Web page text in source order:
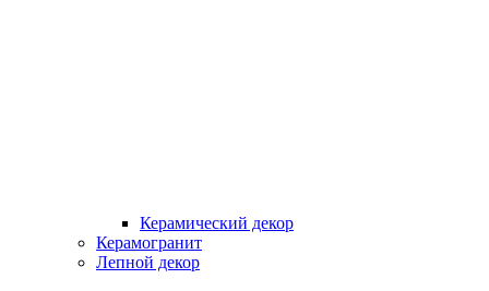
Керамический декор
Керамогранит
Лепной декор